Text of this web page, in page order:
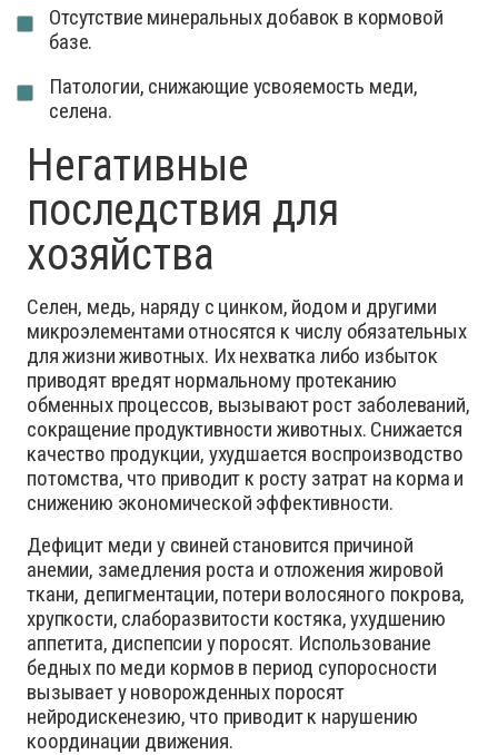
Отсутствие минеральных добавок в кормовой
базе.
Патологии, снижающие усвояемость меди,
селена.
Негативные
последствия для
хозяйства
Селен, медь, наряду с цинком, йодом и другими
микроэлементами относятся к числу обязательных
для жизни животных. Их нехватка либо избыток
приводят вредят нормальному протеканию
обменных процессов, вызывают рост заболеваний,
сокращение продуктивности животных. Снижается
качество продукции, ухудшается воспроизводство
потомства, что приводит к росту затрат на корма и
снижению экономической эффективности.
Дефицит меди у свиней становится причиной
анемии, замедления роста и отложения жировой
ткани, депигментации, потери волосяного покрова,
хрупкости, слаборазвитости костяка, ухудшению
аппетита, диспепсии у поросят. Использование
бедных по меди кормов в период супоросности
вызывает у новорожденных поросят
нейродискенезию, что приводит к нарушению
координации движения.